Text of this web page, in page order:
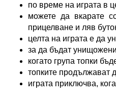
по време на играта в
можете да вкарате
прицелване и ляв
целта на играта е да
за да бъдат
когато група топки
топките продължават
играта приключва,